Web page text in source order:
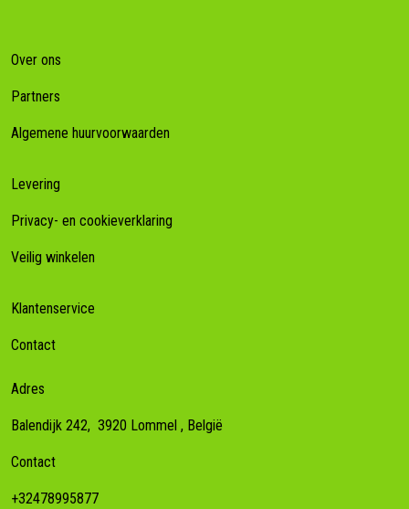
Over ons
Partners
Algemene huurvoorwaarden
Levering
Privacy- en cookieverklaring
Veilig winkelen
Klantenservice
Contact
Adres
Balendijk 242, 3920 Lommel , België
Contact
+32478995877